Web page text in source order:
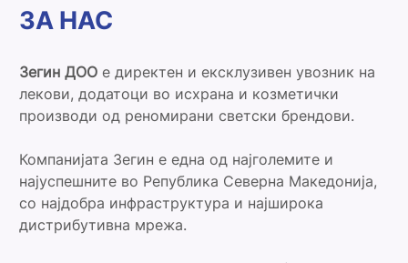
ЗА НАС
Зегин ДОО е директен и ексклузивен увозник на
лекови, додатоци во исхрана и козметички
производи од реномирани светски брендови.
Компанијата Зегин е една од најголемите и
најуспешните во Република Северна Македонија,
со најдобра инфраструктура и најширока
дистрибутивна мрежа.